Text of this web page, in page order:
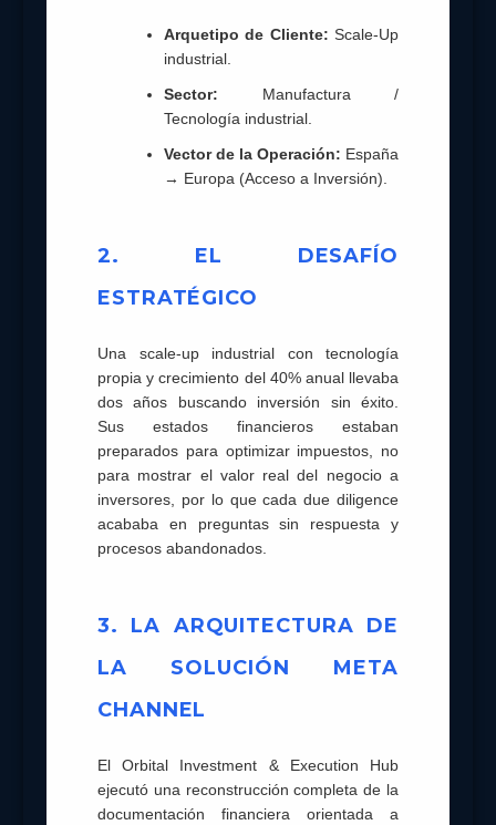
Arquetipo de Cliente: Scale‑Up
industrial.
Sector: Manufactura /
Tecnología industrial.
Vector de la Operación: España
→ Europa (Acceso a Inversión).
2. EL DESAFÍO
ESTRATÉGICO
Una scale‑up industrial con tecnología
propia y crecimiento del 40% anual llevaba
dos años buscando inversión sin éxito.
Sus estados financieros estaban
preparados para optimizar impuestos, no
para mostrar el valor real del negocio a
inversores, por lo que cada due diligence
acababa en preguntas sin respuesta y
procesos abandonados.
3. LA ARQUITECTURA DE
LA SOLUCIÓN META
CHANNEL
El Orbital Investment & Execution Hub
ejecutó una reconstrucción completa de la
documentación financiera orientada a